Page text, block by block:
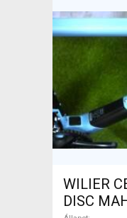
WILIER
DISC